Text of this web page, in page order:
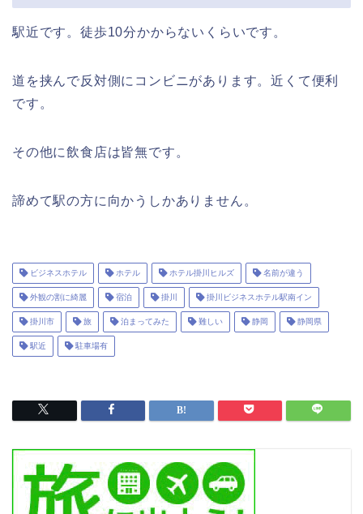
駅近です。徒歩10分かからないくらいです。
道を挟んで反対側にコンビニがあります。近くて便利
です。
その他に飲食店は皆無です。
諦めて駅の方に向かうしかありません。
ビジネスホテル ホテル ホテル掛川ヒルズ 名前が違う
外観の割に綺麗 宿泊 掛川 掛川ビジネスホテル駅南イン
掛川市 旅 泊まってみた 難しい 静岡 静岡県
駅近 駐車場有